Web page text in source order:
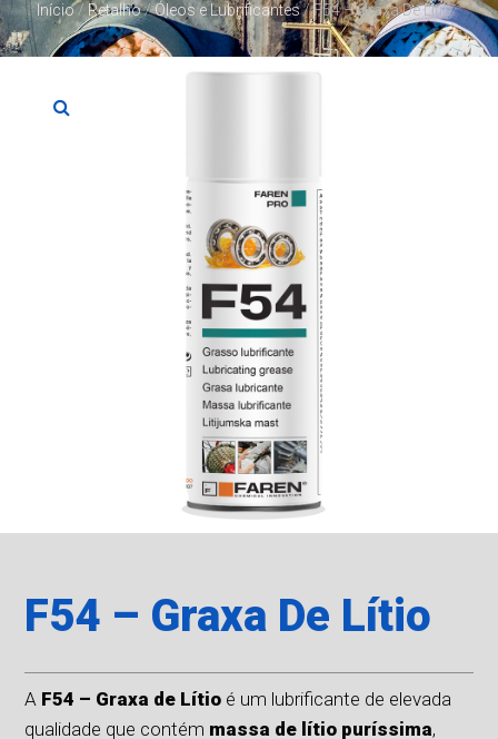
Início/ Retalho/Óleos e Lubrificantes/ F54 – Graxa De Lítio
F54 – Graxa De Lítio
A F54 – Graxa de Lítio é um lubrificante de elevada
qualidade que contém massa de lítio puríssima,